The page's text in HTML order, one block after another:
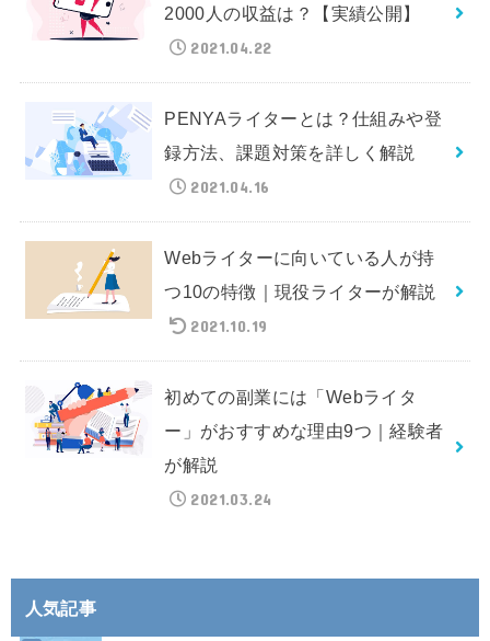
2000人の収益は？【実績公開】
2021.04.22
PENYAライターとは？仕組みや登
録方法、課題対策を詳しく解説
2021.04.16
Webライターに向いている人が持
つ10の特徴｜現役ライターが解説
2021.10.19
初めての副業には「Webライタ
ー」がおすすめな理由9つ｜経験者
が解説
2021.03.24
人気記事